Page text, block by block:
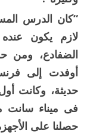
“كان الدرس
لازم يكون عنده
الضفادع،
حديثة، وكانت
فى ميناء سانت
حصلنا على